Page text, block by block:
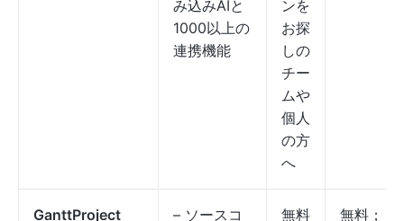
み込みAIと
1000以上の
連携機能
ンを
お探
しの
チー
ムや
個人
の方
へ
GanttProject – ソースコ 無料 無料；